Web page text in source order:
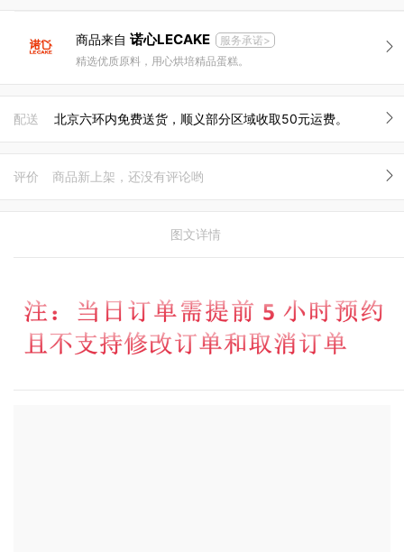
商品来自 诺心LECAKE
服务承诺>
精选优质原料，用心烘培精品蛋糕。
配送 北京六环内免费送货，顺义部分区域收取50元运费。
评价 商品新上架，还没有评论哟
图文详情